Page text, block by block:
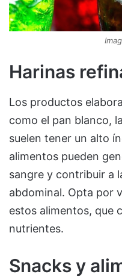
Harinas
Los productos
como el pan blanco,
suelen tener un alto
alimentos pueden
sangre y contribuir a
abdominal. Opta por
estos alimentos, que
nutrientes.
Snacks y